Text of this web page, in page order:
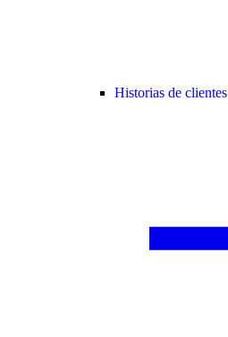
Historias de clientes